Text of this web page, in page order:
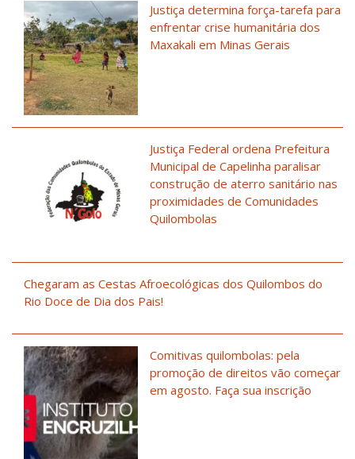
Justiça determina força-tarefa para
enfrentar crise humanitária dos
Maxakali em Minas Gerais
Justiça Federal ordena Prefeitura
Municipal de Capelinha paralisar
construção de aterro sanitário nas
proximidades de Comunidades
Quilombolas
Chegaram as Cestas Afroecológicas dos Quilombos do
Rio Doce de Dia dos Pais!
Comitivas quilombolas: pela
promoção de direitos vão começar
em agosto. Faça sua inscrição